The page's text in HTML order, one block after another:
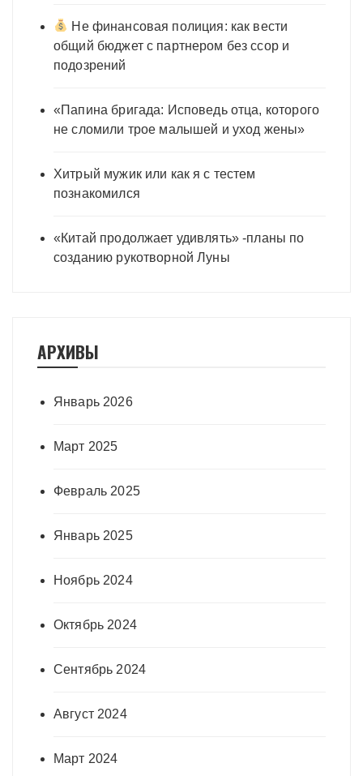
Не финансовая полиция: как вести
общий бюджет с партнером без ссор и
подозрений
«Папина бригада: Исповедь отца, которого
не сломили трое малышей и уход жены»
Хитрый мужик или как я с тестем
познакомился
«Китай продолжает удивлять» -планы по
созданию рукотворной Луны
АРХИВЫ
Январь 2026
Март 2025
Февраль 2025
Январь 2025
Ноябрь 2024
Октябрь 2024
Сентябрь 2024
Август 2024
Март 2024